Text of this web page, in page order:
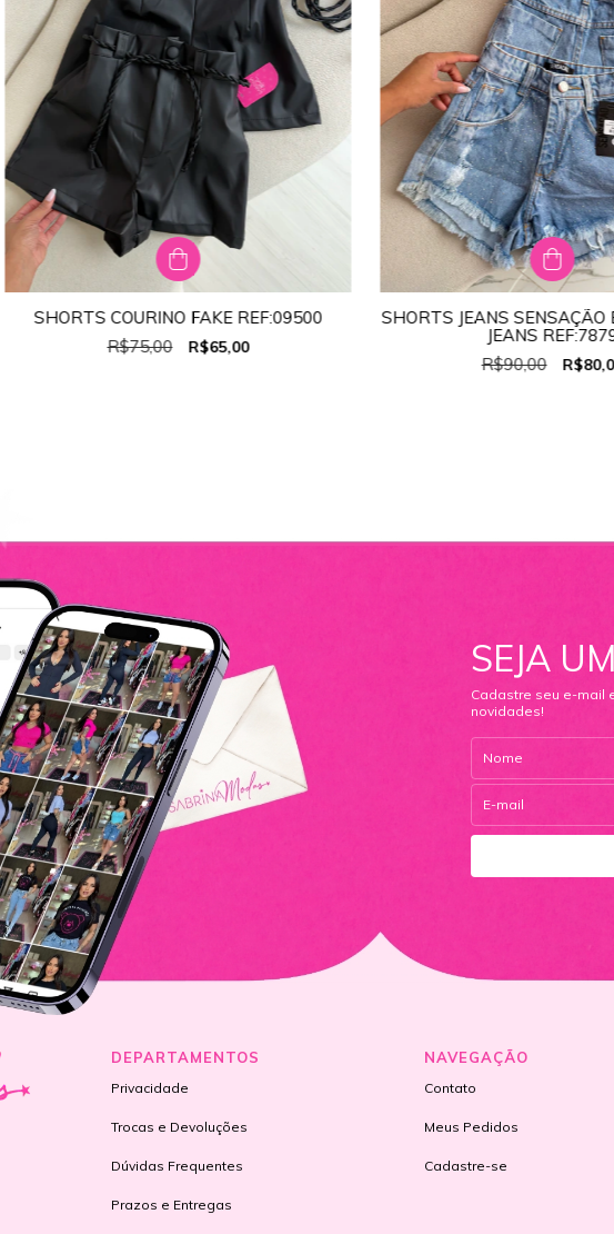
TAMANHO:G
P
M G
SHORTS COURINO FAKE REF:09500
R$75,00
R$65,00
TAMANHO:34
SHORTS JEANS
JEANS
R$90,00
SEJA
Cadastre seu e-mail
novidades!
DEPARTAMENTOS
Privacidade
Trocas e Devoluções
Dúvidas Frequentes
Prazos e Entregas
NAVEGAÇÃO
Contato
Meus Pedidos
Cadastre-se